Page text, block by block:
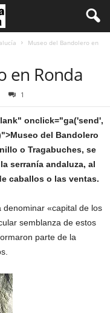
Museo del Bandolero en
en Ronda
1
onclick="ga('send',
del Bandolero
o Tragabuches, se
serranía andaluza, al
caballos o las ventas.
denominar «capital de los
semblanza de estos
parte de la